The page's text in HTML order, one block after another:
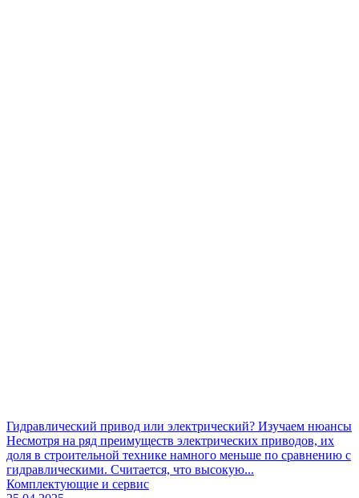
Гидравлический привод или электрический? Изучаем нюансы
Несмотря на ряд преимуществ электрических приводов, их
доля в строительной технике намного меньше по сравнению с
гидравлическими. Считается, что высокую...
Комплектующие и сервис